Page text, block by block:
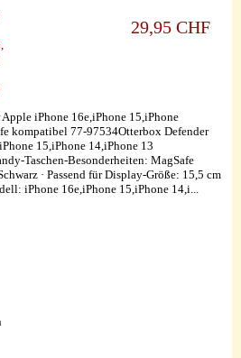
29,95 CHF
iPhone 16e,iPhone 15,iPhone
kompatibel 77-97534Otterbox Defender
15,iPhone 14,iPhone 13
Taschen-Besonderheiten: MagSafe
· Passend für Display-Größe: 15,5 cm
iPhone 16e,iPhone 15,iPhone 14,i...